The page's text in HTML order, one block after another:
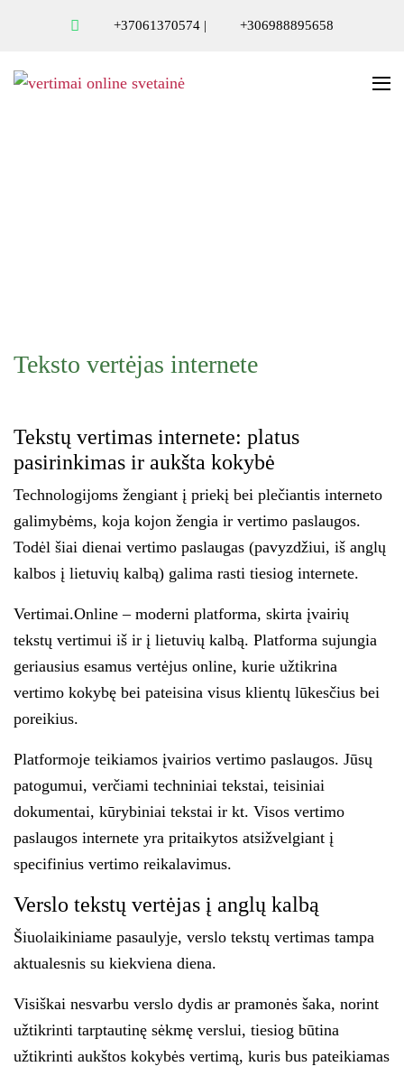
+37061370574 | +306988895658
Teksto vertėjas internete
Tekstų vertimas internete: platus
pasirinkimas ir aukšta kokybė
Technologijoms žengiant į priekį bei plečiantis interneto
galimybėms, koja kojon žengia ir vertimo paslaugos.
Todėl šiai dienai vertimo paslaugas (pavyzdžiui, iš anglų
kalbos į lietuvių kalbą) galima rasti tiesiog internete.
Vertimai.Online – moderni platforma, skirta įvairių
tekstų vertimui iš ir į lietuvių kalbą. Platforma sujungia
geriausius esamus vertėjus online, kurie užtikrina
vertimo kokybę bei pateisina visus klientų lūkesčius bei
poreikius.
Platformoje teikiamos įvairios vertimo paslaugos. Jūsų
patogumui, verčiami techniniai tekstai, teisiniai
dokumentai, kūrybiniai tekstai ir kt. Visos vertimo
paslaugos internete yra pritaikytos atsižvelgiant į
specifinius vertimo reikalavimus.
Verslo tekstų vertėjas į anglų kalbą
Šiuolaikiniame pasaulyje, verslo tekstų vertimas tampa
aktualesnis su kiekviena diena.
Visiškai nesvarbu verslo dydis ar pramonės šaka, norint
užtikrinti tarptautinę sėkmę verslui, tiesiog būtina
užtikrinti aukštos kokybės vertimą, kuris bus pateikiamas